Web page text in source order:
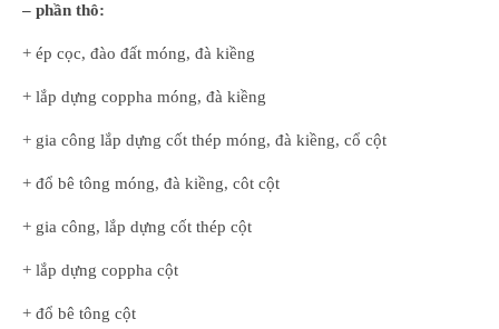
– phần thô:
+ ép cọc, đào đất móng, đà kiềng
+ lắp dựng coppha móng, đà kiềng
+ gia công lắp dựng cốt thép móng, đà kiềng, cổ cột
+ đổ bê tông móng, đà kiềng, côt cột
+ gia công, lắp dựng cốt thép cột
+ lắp dựng coppha cột
+ đổ bê tông cột